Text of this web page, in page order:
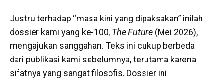
Justru terhadap “masa kini yang dipaksakan” inilah
dossier kami yang ke-100, The Future (Mei 2026),
mengajukan sanggahan. Teks ini cukup berbeda
dari publikasi kami sebelumnya, terutama karena
sifatnya yang sangat filosofis. Dossier ini